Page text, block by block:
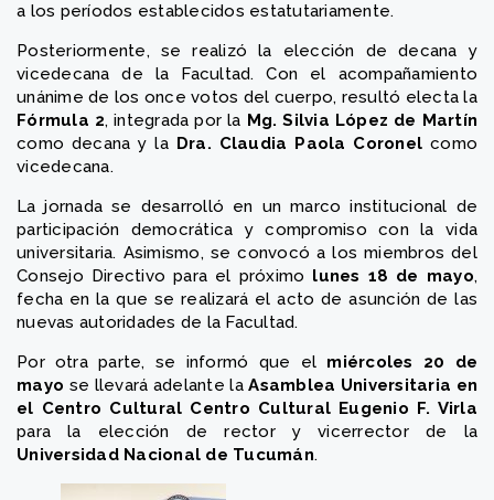
a los períodos establecidos estatutariamente.
Posteriormente, se realizó la elección de decana y
vicedecana de la Facultad. Con el acompañamiento
unánime de los once votos del cuerpo, resultó electa la
Fórmula 2, integrada por la Mg. Silvia López de Martín
como decana y la Dra. Claudia Paola Coronel como
vicedecana.
La jornada se desarrolló en un marco institucional de
participación democrática y compromiso con la vida
universitaria. Asimismo, se convocó a los miembros del
Consejo Directivo para el próximo lunes 18 de mayo,
fecha en la que se realizará el acto de asunción de las
nuevas autoridades de la Facultad.
Por otra parte, se informó que el miércoles 20 de
mayo se llevará adelante laAsamblea Universitaria en
el Centro Cultural Centro Cultural Eugenio F. Virla
para la elección de rector y vicerrector de la
Universidad Nacional de Tucumán.